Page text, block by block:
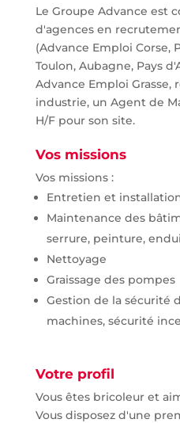
Le Groupe Advance est
d'agences en
(Advance Emploi Corse,
Toulon, Aubagne, Pays
Advance Emploi
industrie, un Agent de
H/F pour son site.
Vos missions
Vos missions :
Entretien et
Maintenance des
serrure, peinture,
Nettoyage
Graissage des pompes
Gestion de la sécurité
machines, sécurité
Votre profil
Vous êtes bricoleur et
Vous disposez d'une